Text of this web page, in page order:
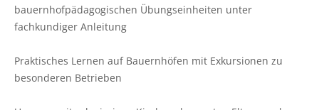
bauernhofpädagogischen Übungseinheiten unter
fachkundiger Anleitung
Praktisches Lernen auf Bauernhöfen mit Exkursionen zu
besonderen Betrieben